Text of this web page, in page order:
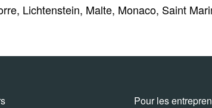
Lichtenstein, Malte, Monaco, Saint
Pour les